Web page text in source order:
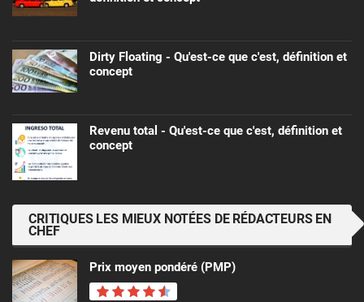
Dirty Floating - Qu'est-ce que c'est, définition et
concept
Revenu total - Qu'est-ce que c'est, définition et
concept
CRITIQUES LES MIEUX NOTÉES DE RÉDACTEURS EN
CHEF
Prix ​​moyen pondéré (PMP)